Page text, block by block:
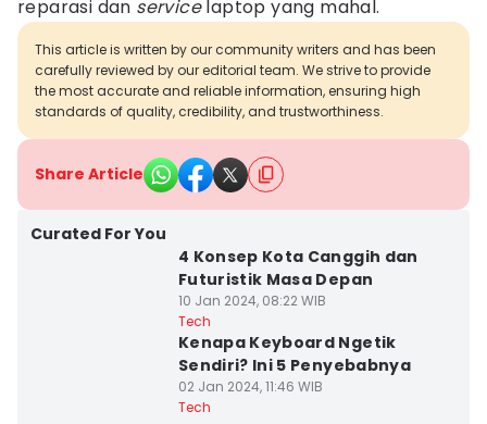
reparasi dan servicelaptop yang mahal.
This article is written by our community writers and has been
carefully reviewed by our editorial team. We strive to provide
the most accurate and reliable information, ensuring high
standards of quality, credibility, and trustworthiness.
Share Article
Curated For You
4 Konsep Kota Canggih dan
Futuristik Masa Depan
10 Jan 2024, 08:22 WIB
Tech
Kenapa Keyboard Ngetik
Sendiri? Ini 5 Penyebabnya
02 Jan 2024, 11:46 WIB
Tech